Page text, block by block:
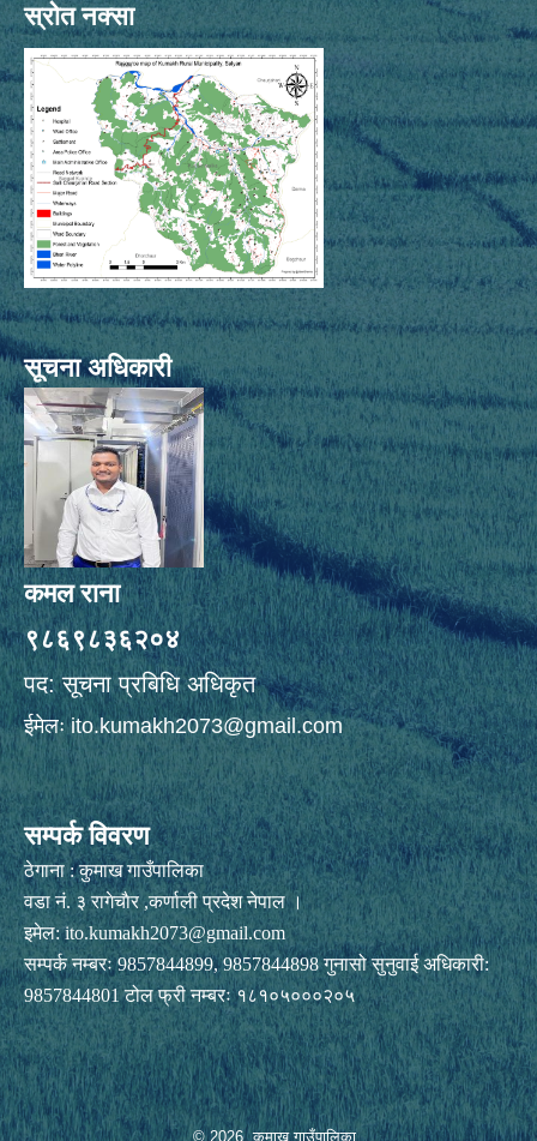
स्रोत नक्सा
सूचना अधिकारी
कमल राना
९८६९८३६२०४
पद: सूचना प्रबिधि अधिकृत
ईमेलःito.kumakh2073@gmail.com
सम्पर्क विवरण
ठेगाना : कुमाख गाउँपालिका
वडा नं. ३ रागेचाैर ,कर्णाली प्रदेश नेपाल ।
इमेल:ito.kumakh2073@gmail.com
सम्पर्क नम्बरः 9857844899, 9857844898 गुनासो सुनुवाई अधिकारी:
9857844801 टोल फ्री नम्बरः १८१०५०००२०५
© 2026 कुमाख गाउँपालिका